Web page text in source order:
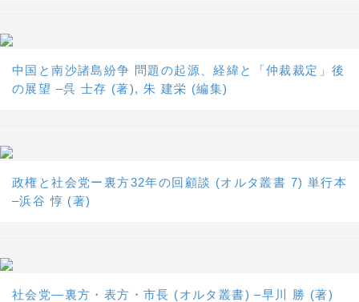
中国と南沙諸島紛争 問題の起源、経緯と「仲裁裁定」後
の展望 –呉 士存 (著), 朱 建栄 (編集)
政権と社会党ー裏方32年の回顧談 (オルタ叢書 7) 単行本
–浜谷 惇 (著)
社会党―裏方・表方・市長 (オルタ叢書) –早川 勝 (著)